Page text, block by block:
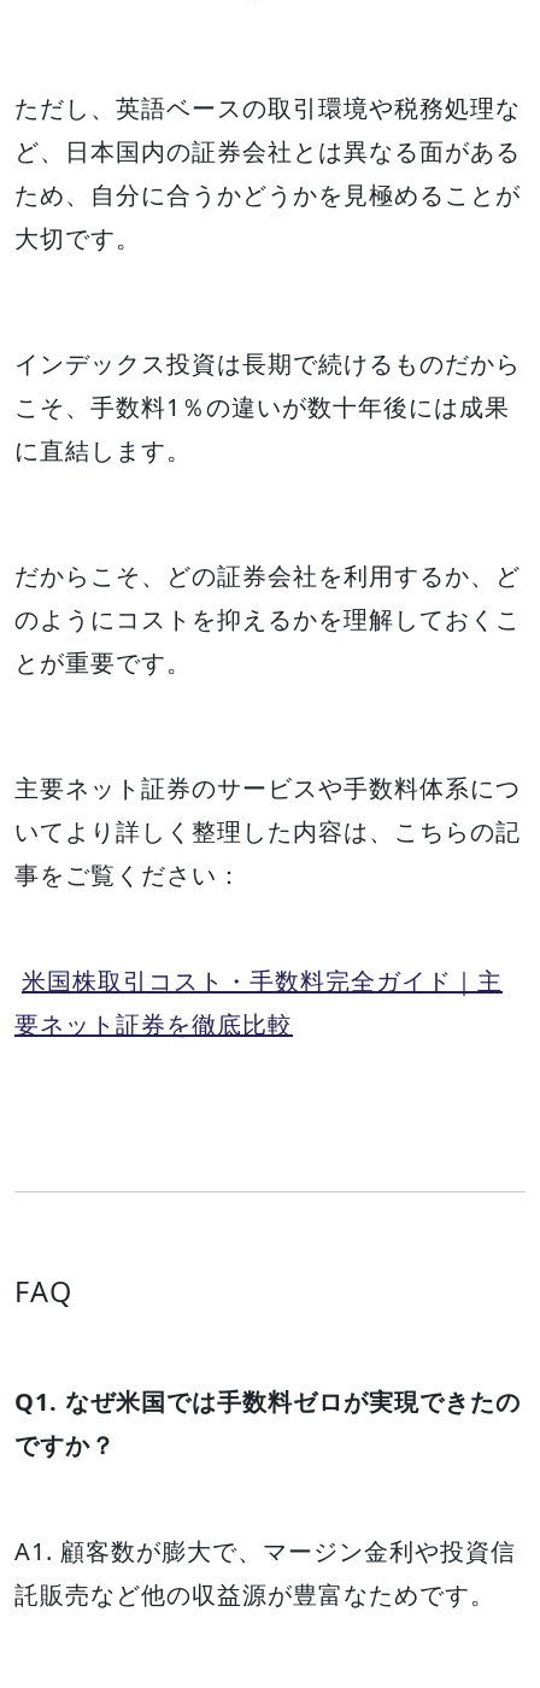
ただし、英語ベースの取引環境や税務処理な
ど、日本国内の証券会社とは異なる面がある
ため、自分に合うかどうかを見極めることが
大切です。
インデックス投資は長期で続けるものだから
こそ、手数料1％の違いが数十年後には成果
に直結します。
だからこそ、どの証券会社を利用するか、ど
のようにコストを抑えるかを理解しておくこ
とが重要です。
主要ネット証券のサービスや手数料体系につ
いてより詳しく整理した内容は、こちらの記
事をご覧ください：
米国株取引コスト・手数料完全ガイド｜主
要ネット証券を徹底比較
FAQ
Q1. なぜ米国では手数料ゼロが実現できたの
ですか？
A1. 顧客数が膨大で、マージン金利や投資信
託販売など他の収益源が豊富なためです。